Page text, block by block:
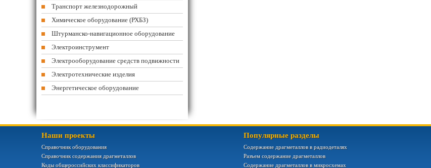
Транспорт железнодорожный
Химическое оборудование (РХБЗ)
Штурманско-навигационное оборудование
Электроинструмент
Электрооборудование средств подвижности
Электротехнические изделия
Энергетическое оборудование
Наши проекты
Справочник оборудования
Справочник содержания драгметаллов
Коды общероссийских классификаторов
Популярные разделы
Содержание драгметаллов в радиодеталях
Разъем содержание драгметаллов
Содержание драгметаллов в микросхемах